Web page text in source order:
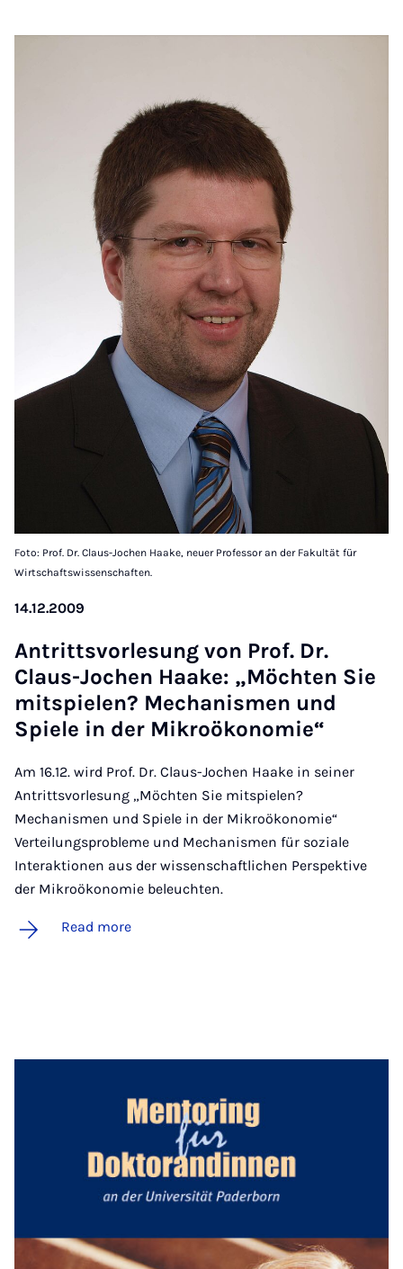
Foto: Prof. Dr. Claus-Jochen Haake, neuer Professor an der Fakultät für
Wirtschaftswissenschaften.
14.12.2009
An­tritt­s­vor­le­sung von Prof. Dr.
Claus-Jochen Haake: „Möcht­en Sie
mit­spielen? Mech­an­is­men und
Spiele in der Mik­roöko­nomie“
Am 16.12. wird Prof. Dr. Claus-Jochen Haake in seiner
Antrittsvorlesung „Möchten Sie mitspielen?
Mechanismen und Spiele in der Mikroökonomie“
Verteilungsprobleme und Mechanismen für soziale
Interaktionen aus der wissenschaftlichen Perspektive
der Mikroökonomie beleuchten.
Read more